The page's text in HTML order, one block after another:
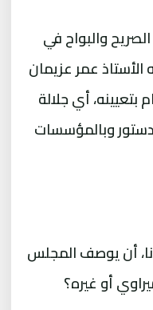
والبواح في
عمر عزيمان
أي جلالة
وبالمؤسسات
أن يوصف المجلس
أو غيره؟